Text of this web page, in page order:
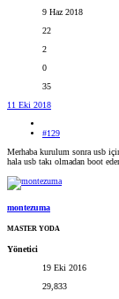
9 Haz 2018
22
2
0
35
11 Eki 2018
#129
Merhaba kurulum sonra usb
hala usb takı olmadan boot
montezuma
MASTER YODA
Yönetici
19 Eki 2016
29,833